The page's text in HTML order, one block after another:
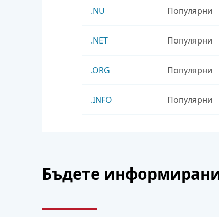
.NU Популярни
.NET Популярни
.ORG Популярни
.INFO Популярни
Бъдете